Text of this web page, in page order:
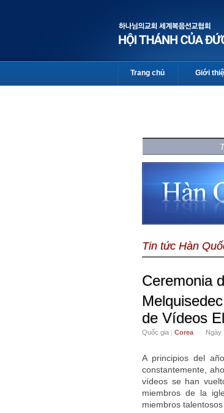
Trang chủ Giới
Tin tức Hàn
Ceremonia
de Vídeos
Quốc gia | Corea Ngày
A principios del
constantemente,
vídeos se han
miembros de la
miembros